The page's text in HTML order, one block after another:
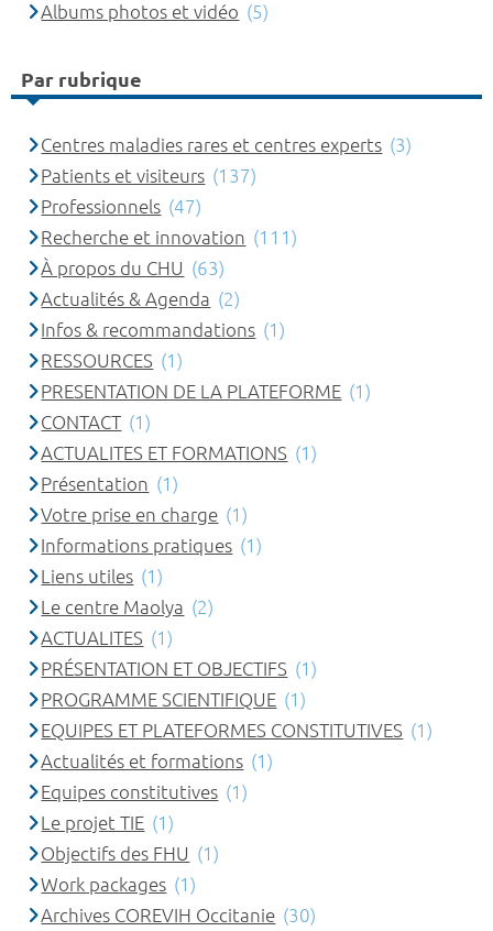
Albums photos et vidéo (5)
Par rubrique
Centres maladies rares et centres experts (3)
Patients et visiteurs (137)
Professionnels (47)
Recherche et innovation (111)
À propos du CHU (63)
Actualités & Agenda (2)
Infos & recommandations (1)
RESSOURCES (1)
PRESENTATION DE LA PLATEFORME (1)
CONTACT (1)
ACTUALITES ET FORMATIONS (1)
Présentation (1)
Votre prise en charge (1)
Informations pratiques (1)
Liens utiles (1)
Le centre Maolya (2)
ACTUALITES (1)
PRÉSENTATION ET OBJECTIFS (1)
PROGRAMME SCIENTIFIQUE (1)
EQUIPES ET PLATEFORMES CONSTITUTIVES (1)
Actualités et formations (1)
Equipes constitutives (1)
Le projet TIE (1)
Objectifs des FHU (1)
Work packages (1)
Archives COREVIH Occitanie (30)